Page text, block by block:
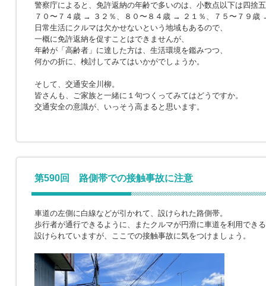
警察庁によると、免許返納の年齢で多いのは、小数点以下は四捨
７０〜７４歳 → ３２％、８０〜８４歳 → ２１％、７５〜７９歳
日常生活にクルマは欠かせないという地域もあるので、
一概に免許返納を促すことはできませんが、
年齢が「高齢者」に達した方は、生活環境を鑑みつつ、
何かの折に、検討してみてはいかがでしょうか。
そして、交通安全川柳。
皆さんも、ご家族と一緒に１句つくってみてはどうですか。
交通安全の意識が、いっそう高まると思います。
第590回 路側帯での接触事故に注意
車道の左側に白線などが引かれて、設けられた路側帯。
歩行者が通行できるように、またクルマが円滑に車道を利用でき
設けられていますが、ここでの接触事故に気をつけましょう。